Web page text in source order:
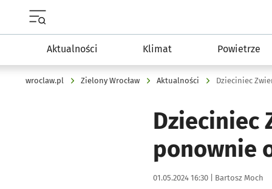
Aktualności Klimat Powietrze
wroclaw.pl Zielony Wrocław Aktualności Dzieciniec
Dzieciniec
ponownie
Data publikacji:
01.05.2024 16:30 | Autor:
Bartosz Moch